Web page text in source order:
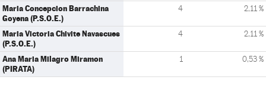
Maria Concepcion Barrachina
Goyena (P.S.O.E.)
4 2,11 %
Maria Victoria Chivite Navascues
(P.S.O.E.)
4 2,11 %
Ana Maria Milagro Miramon
(PIRATA)
1 0,53 %